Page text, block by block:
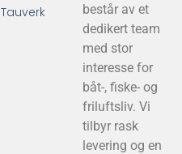
består av et
dedikert team
med stor
interesse for
båt-, fiske- og
friluftsliv. Vi
tilbyr rask
levering og en
Tauverk